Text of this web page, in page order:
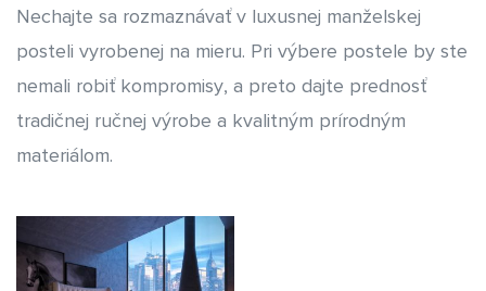
Nechajte sa rozmaznávať v luxusnej manželskej
posteli vyrobenej na mieru. Pri výbere postele by ste
nemali robiť kompromisy, a preto dajte prednosť
tradičnej ručnej výrobe a kvalitným prírodným
materiálom.